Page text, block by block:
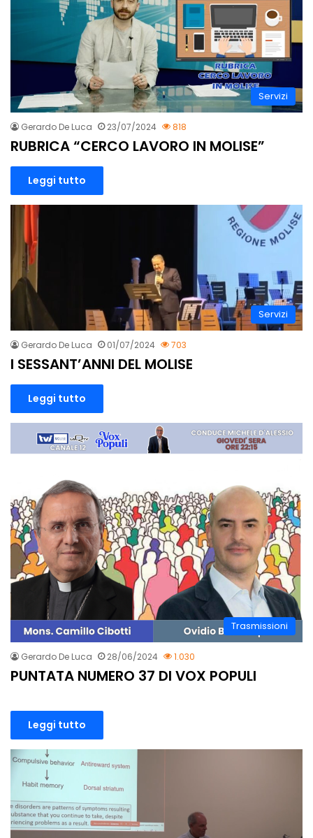
Servizi
Gerardo De Luca 23/07/2024 818
RUBRICA “CERCO LAVORO IN MOLISE”
Leggi tutto
Servizi
Gerardo De Luca 01/07/2024 703
I SESSANT’ANNI DEL MOLISE
Leggi tutto
Trasmissioni
Gerardo De Luca 28/06/2024 1.030
PUNTATA NUMERO 37 DI VOX POPULI
Leggi tutto